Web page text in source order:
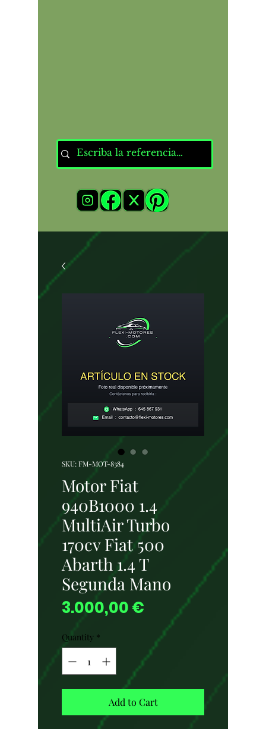
SKU: FM-MOT-8384
Motor Fiat
940B1000 1.4
MultiAir Turbo
170cv Fiat 500
Abarth 1.4 T
Segunda Mano
3.000,00 € Price
Quantity *
Add to Cart